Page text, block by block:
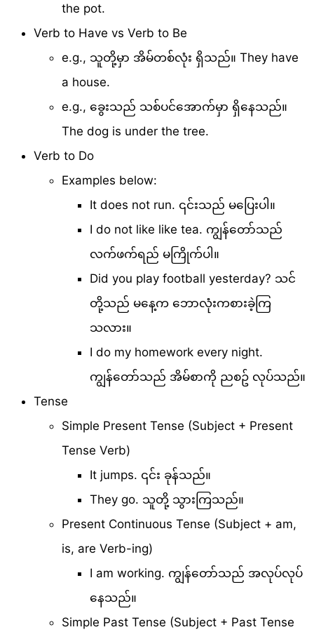
the pot.
Verb to Have vs Verb to Be
e.g., သူတို့မှာ အိမ်တစ်လုံး ရှိသည်။ They have
a house.
e.g., ခွေးသည် သစ်ပင်အောက်မှာ ရှိနေသည်။
The dog is under the tree.
Verb to Do
Examples below:
It does not run. ၎င်းသည် မပြေးပါ။
I do not like like tea. ကျွန်တော်သည်
လက်ဖက်ရည် မကြိုက်ပါ။
Did you play football yesterday? သင်
တို့သည် မနေ့က ဘောလုံးကစားခဲ့ကြ
သလား။
I do my homework every night.
ကျွန်တော်သည် အိမ်စာကို ညစဥ် လုပ်သည်။
Tense
Simple Present Tense (Subject + Present
Tense Verb)
It jumps. ၎င်း ခုန်သည်။
They go. သူတို့ သွားကြသည်။
Present Continuous Tense (Subject + am,
is, are Verb-ing)
I am working. ကျွန်တော်သည် အလုပ်လုပ်
နေသည်။
Simple Past Tense (Subject + Past Tense